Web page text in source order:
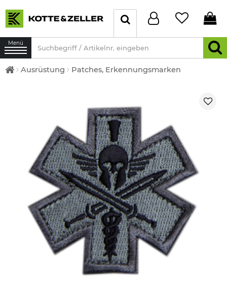
Menü
Ausrüstung Patches, Erkennungsmarken